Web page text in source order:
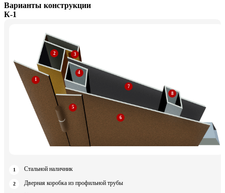
Варианты конструкции
К-1
Стальной наличник
Дверная коробка из профильной трубы